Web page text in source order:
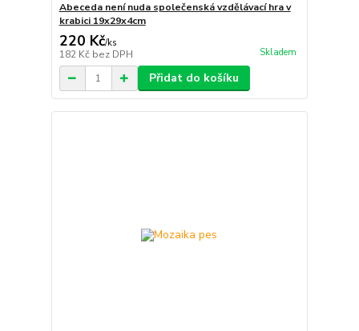
Abeceda není nuda společenská vzdělávací hra v
krabici 19x29x4cm
220 Kč/ks
182 Kč bez DPH Skladem
Přidat do košíku